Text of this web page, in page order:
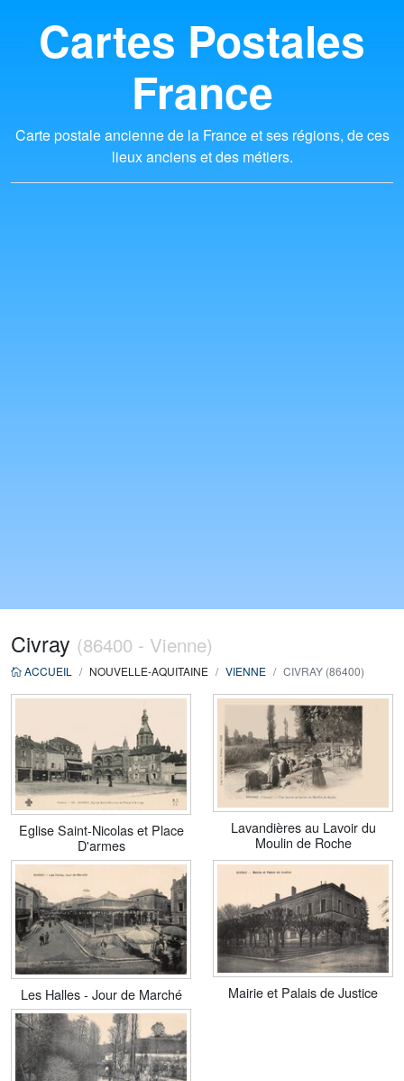
Cartes Postales
France
Carte postale ancienne de la France et ses régions, de ces
lieux anciens et des métiers.
Civray (86400 - Vienne)
ACCUEIL NOUVELLE-AQUITAINE VIENNE CIVRAY (86400)
Eglise Saint-Nicolas et Place
D'armes
Lavandières au Lavoir du
Moulin de Roche
Les Halles - Jour de Marché Mairie et Palais de Justice